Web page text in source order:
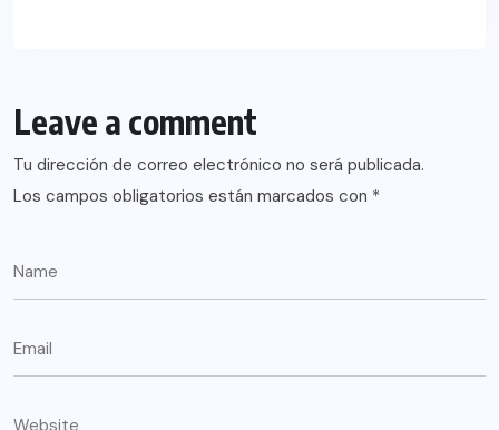
Leave a comment
Tu dirección de correo electrónico no será publicada.
Los campos obligatorios están marcados con *